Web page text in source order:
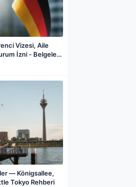
Vizesi, Aile
İzni - Belgeler,
Süreci,
— Königsallee,
Tokyo Rehberi